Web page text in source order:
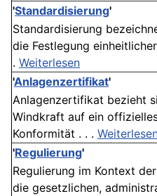
'Standardisierung'
Standardisierung
die Festlegung
. Weiterlesen
'Anlagenzertifikat'
Anlagenzertifikat bezieht
Windkraft auf ein
Konformität . . .
'Regulierung'
Regulierung im Kontext
die gesetzlichen,